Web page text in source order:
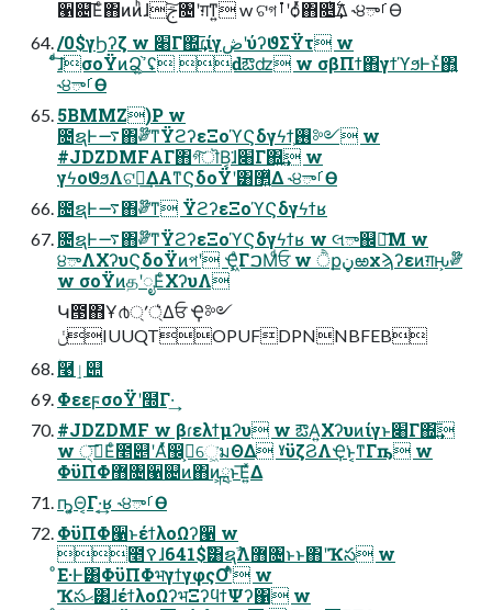
੡଄͞Εͨ΋ͷͷ͏ͪɺׂ͔͠ࢢ৔ʹग़ͳ͍ w ଟগࡶʹѻͬͯ΋௕࣋ͪ͢Δ ˞੪ాࡱӨ
/0$γϦʔζ w ׈Γ΍͢͞ɾίγڞʹύʔϑΣΫτ w
ͨͩ͠ɺσοΫͷՁ͕֨ߴ͍ʢ ԁఔʣ w σβΠϯ΋γϯϓϧͰͱͯ΋͍͍
˞੪ాࡱӨ
5BMMZ)P w
೔ຊͰ࠷΋༗໊ͳΫϩʔεΞοϓϚδγϟϯ͕࢖༻ w
#JDZDMFΑΓ΋গ͠ॊΒ͔͘ɺ׈Γ΍͍͢ w
γϟοϑϧΛଟ༻͢ΔΑ͏ͳϚδοΫʹ͸޲͍͍ͯΔ ˞੪ాࡱӨ
೔ຊͰ࠷΋༗໊ͳ ΫϩʔεΞοϓϚδγϟϯʁ
೔ຊͰ࠷΋༗໊ͳΫϩʔεΞοϓϚδγϟϯʁ w લా஌༸͞Μ w
੪ాΛΧʔυϚδοΫͷপʹ Ҿ͖ͣΓࠐΜͩਓ w ੈքڼఱχϡʔεͷग़ԋ͕༗໊
w σοΫͷதʹೖΕͨΧʔυΛ
Կ౓΋Ұ൪্ʹ্͛Δਓ Ҿ༻
ݩIUUQTOPUFDPNNBFEB
ؓ࿩ٳ୊
ΦεεϝσοΫʹ໭Γ·͢
#JDZDMF w βɾελϯμʔυ w ఔΑ͍Χʔυͷίγͱ׈Γ΍͢͞
w ੍࡞͞Εͨ೥୅ʹΑͬͯ඼࣭͕େ͖͘มΘΔ ˠϋζϨΛҾ͘ͱ͔ͳΓҧ͏ w
ΦϋΠΦ޻৔੡଄ͷ΋ͷ͕ྑ࣭ͱ͞Ε͍ͯΔ
ҧ͍͕Θ͔Γ·͔͢ʁ ˞੪ాࡱӨ
ΦϋΠΦ੡ͱέϯλοΩʔ੡ w
೥ࠒɺ641$ࣾ͸ຊࣾΛ޻৔ͱͱ΋ʹҠస w
ͦΕ·Ͱ͸ΦϋΠΦभγϯγφςΟʹ͋ͬͨ w
Ҡసޙ͸ɺέϯλοΩʔभΞʔϥϯΨʔ΁ w